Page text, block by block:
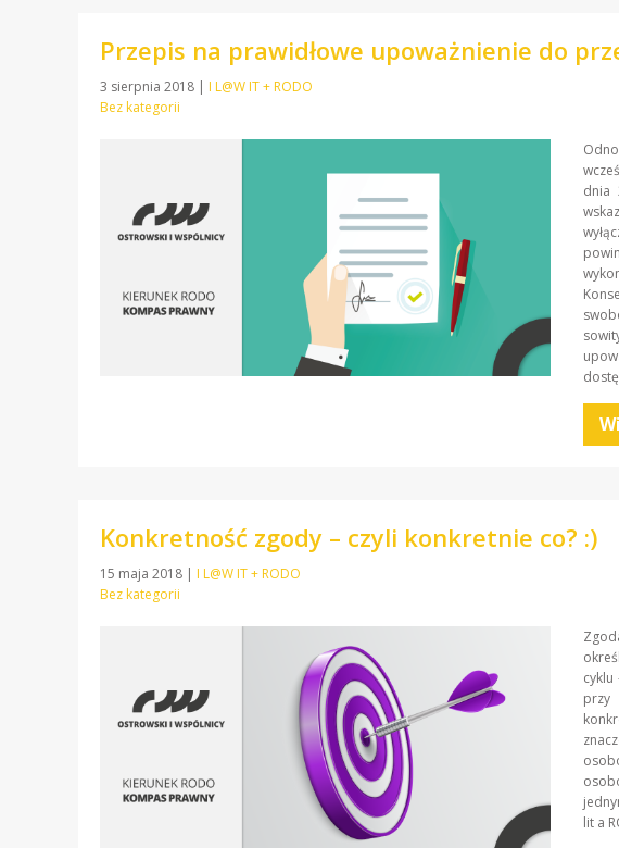
Przepis na prawidłowe upoważnienie do
3 sierpnia 2018 | I L@W IT + RODO
Bez kategorii
dnia
Konkretność zgody – czyli konkretnie co? :)
15 maja 2018 | I L@W IT + RODO
Bez kategorii
cyklu
przy
lit a